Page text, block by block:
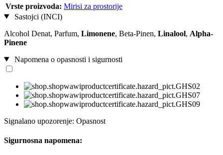
Vrste proizvoda: Mirisi za prostorije
Sastojci (INCI)
Alcohol Denat, Parfum, Limonene, Beta-Pinen, Linalool, Alpha-
Pinene
Napomena o opasnosti i sigurnosti
Signalano upozorenje: Opasnost
Sigurnosna napomena: